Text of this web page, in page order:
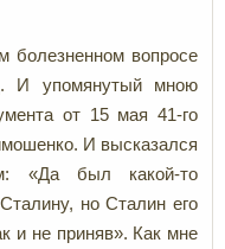
болезненном вопросе
И упомянутый мною
от 15 мая 41-го
И высказался
«Да был какой-то
но Сталин его
и не приняв». Как мне